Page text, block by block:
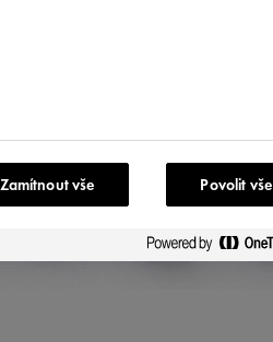
Zamítnout vše Povolit vše